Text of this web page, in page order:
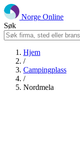
Norge Online
Søk
Hjem
/
Campingplass
/
Nordmela